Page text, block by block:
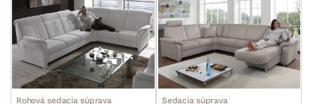
Rohová sedacia súprava Sedacia súprava